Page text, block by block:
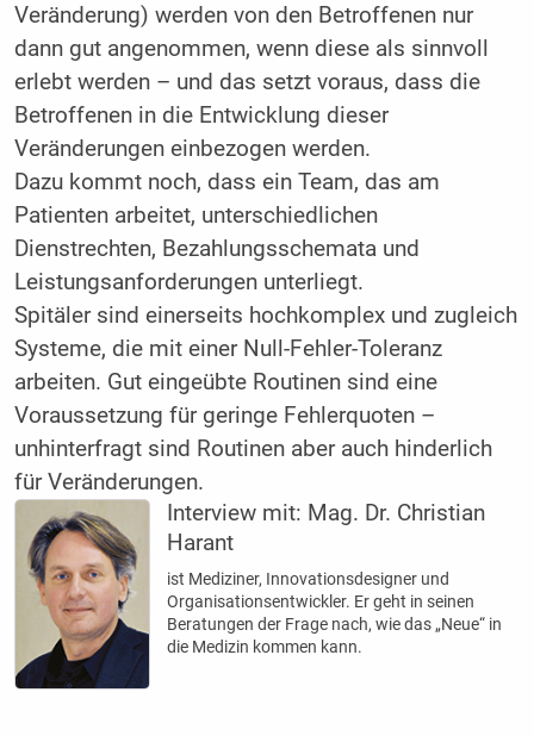
Veränderung) werden von den Betroffenen nur
dann gut angenommen, wenn diese als sinnvoll
erlebt werden – und das setzt voraus, dass die
Betroffenen in die Entwicklung dieser
Veränderungen einbezogen werden.
Dazu kommt noch, dass ein Team, das am
Patienten arbeitet, unterschiedlichen
Dienstrechten, Bezahlungsschemata und
Leistungsanforderungen unterliegt.
Spitäler sind einerseits hochkomplex und zugleich
Systeme, die mit einer Null-Fehler-Toleranz
arbeiten. Gut eingeübte Routinen sind eine
Voraussetzung für geringe Fehlerquoten –
unhinterfragt sind Routinen aber auch hinderlich
für Veränderungen.
Interview mit: Mag. Dr. Christian
Harant
ist Mediziner, Innovationsdesigner und
Organisationsentwickler. Er geht in seinen
Beratungen der Frage nach, wie das „Neue“ in
die Medizin kommen kann.